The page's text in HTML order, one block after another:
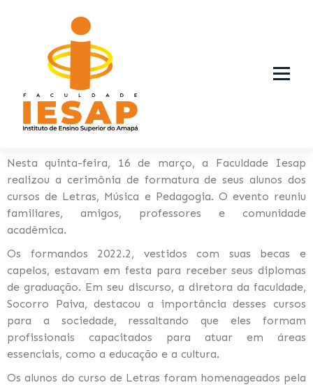
Nesta quinta-feira, 16 de março, a Faculdade Iesap
realizou a cerimônia de formatura de seus alunos dos
cursos de Letras, Música e Pedagogia. O evento reuniu
familiares, amigos, professores e comunidade
acadêmica.
Os formandos 2022.2, vestidos com suas becas e
capelos, estavam em festa para receber seus diplomas
de graduação. Em seu discurso, a diretora da faculdade,
Socorro Paiva, destacou a importância desses cursos
para a sociedade, ressaltando que eles formam
profissionais capacitados para atuar em áreas
essenciais, como a educação e a cultura.
Os alunos do curso de Letras foram homenageados pela